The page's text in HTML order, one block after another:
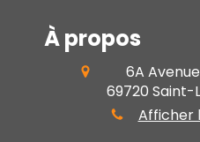
À propos
6A
69720 Saint-
Afficher